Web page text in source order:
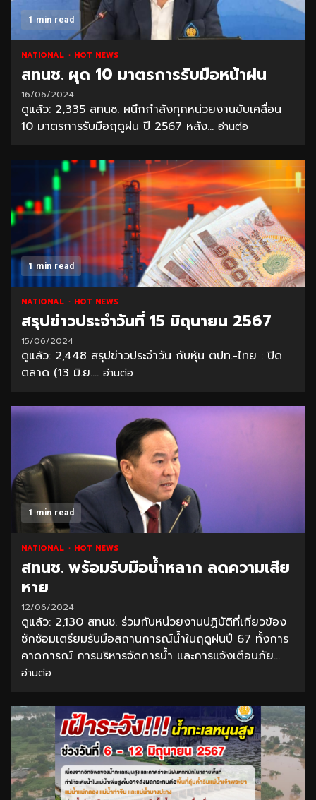
1 min read
NATIONAL HOT NEWS
สทนช. ผุด 10 มาตรการรับมือหน้าฝน
16/06/2024
ดูแล้ว: 2,335 สทนช. ผนึกกำลังทุกหน่วยงานขับเคลื่อน
10 มาตรการรับมือฤดูฝน ปี 2567 หลัง... อ่านต่อ
1 min read
NATIONAL HOT NEWS
สรุปข่าวประจำวันที่ 15 มิถุนายน 2567
15/06/2024
ดูแล้ว: 2,448 สรุปข่าวประจำวัน กับหุ้น ตปท.-ไทย : ปิด
ตลาด (13 มิ.ย.... อ่านต่อ
1 min read
NATIONAL HOT NEWS
สทนช. พร้อมรับมือน้ำหลาก ลดความเสีย
หาย
12/06/2024
ดูแล้ว: 2,130 สทนช. ร่วมกับหน่วยงานปฏิบัติที่เกี่ยวข้อง
ซักซ้อมเตรียมรับมือสถานการณ์น้ำในฤดูฝนปี 67 ทั้งการ
คาดการณ์ การบริหารจัดการน้ำ และการแจ้งเตือนภัย...
อ่านต่อ